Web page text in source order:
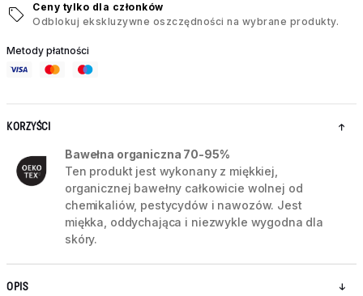
Ceny tylko dla członków
Odblokuj ekskluzywne oszczędności na wybrane produkty.
Metody płatności
KORZYŚCI
Bawełna organiczna 70-95%
Ten produkt jest wykonany z miękkiej,
organicznej bawełny całkowicie wolnej od
chemikaliów, pestycydów i nawozów. Jest
miękka, oddychająca i niezwykle wygodna dla
skóry.
OPIS